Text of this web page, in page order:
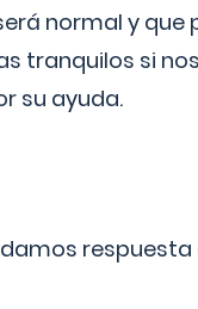
normal y
tranquilos si
su ayuda.